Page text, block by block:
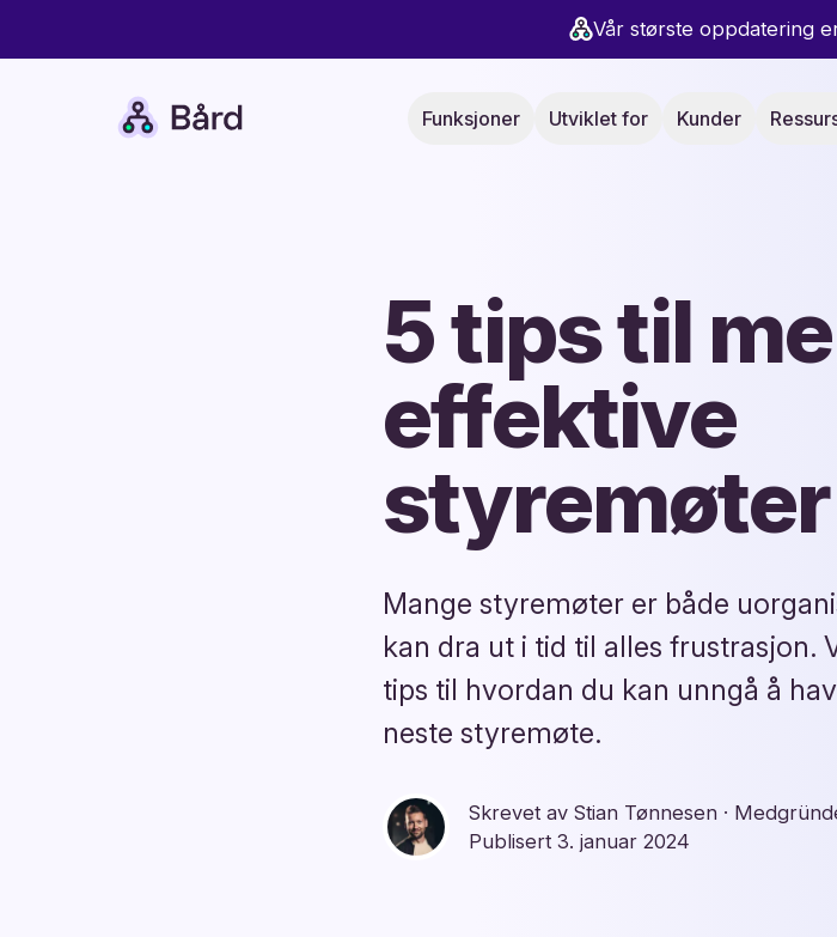
Vår største oppdatering
Bård Funksjoner Utviklet for Kunder
5 tips til
effektive
styremøter
Mange styremøter er både
kan dra ut i tid til alles frustrasjon.
tips til hvordan du kan unngå å
neste styremøte.
Skrevet av Stian Tønnesen ·
Publisert 3. januar 2024